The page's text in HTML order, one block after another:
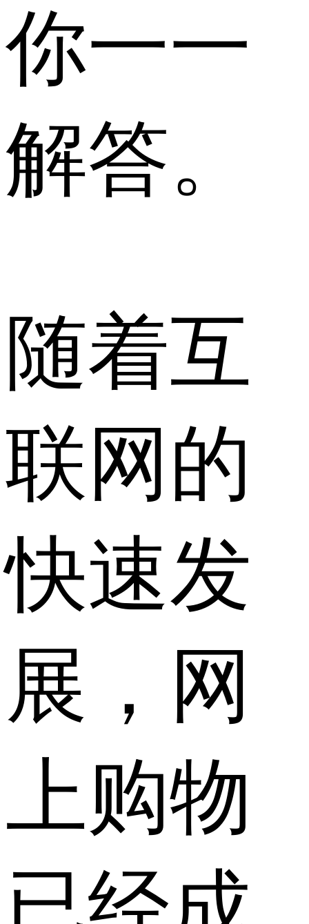
你一一
解答。
随着互
联网的
快速发
展，网
上购物